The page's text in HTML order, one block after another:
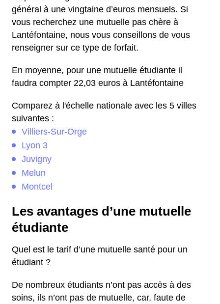
général à une vingtaine d’euros mensuels. Si
vous recherchez une mutuelle pas chère à
Lantéfontaine, nous vous conseillons de vous
renseigner sur ce type de forfait.
En moyenne, pour une mutuelle étudiante il
faudra compter 22,03 euros à Lantéfontaine
Comparez à l'échelle nationale avec les 5 villes
suivantes :
Villiers-Sur-Orge
Lyon 3
Juvigny
Melun
Montcel
Les avantages d’une mutuelle
étudiante
Quel est le tarif d’une mutuelle santé pour un
étudiant ?
De nombreux étudiants n’ont pas accès à des
soins, ils n’ont pas de mutuelle, car, faute de